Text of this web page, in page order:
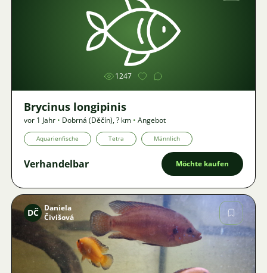
Bild
1247
Brycinus longipinis
vor 1 Jahr • Dobrná (Děčín),? km • Angebot
Aquarienfische Tetra Männlich
Verhandelbar Möchte kaufen
DČ
Daniela
Čivišová